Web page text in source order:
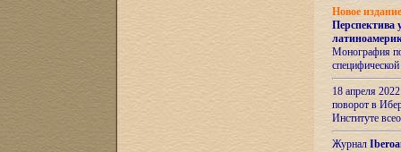
Новое
Перспектива
Монография
18 апреля
поворот в
Институте
Журнал